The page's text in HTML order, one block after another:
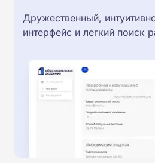
Дружественный,
интерфейс и легкий поиск